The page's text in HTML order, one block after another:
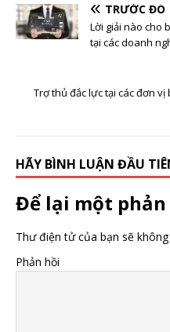
TRƯỚC ĐÓ
Lời giải nào cho
tại các doanh
Trợ thủ đắc lực tại các đơn
HÃY BÌNH LUẬN ĐẦU
Để lại một phản
Thư điện tử của bạn sẽ
Phản hồi